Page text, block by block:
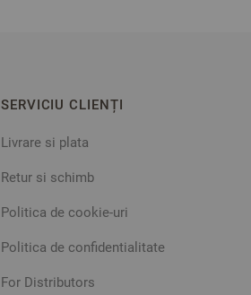
SERVICIU CLIENȚI
Livrare si plata
Retur si schimb
Politica de cookie-uri
Politica de confidentialitate
For Distributors